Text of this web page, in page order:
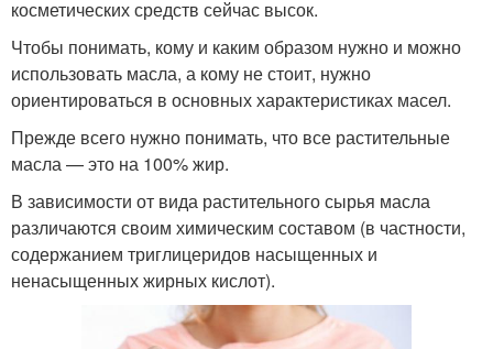
косметических средств сейчас высок.
Чтобы понимать, кому и каким образом нужно и можно
использовать масла, а кому не стоит, нужно
ориентироваться в основных характеристиках масел.
Прежде всего нужно понимать, что все растительные
масла — это на 100% жир.
В зависимости от вида растительного сырья масла
различаются своим химическим составом (в частности,
содержанием триглицеридов насыщенных и
ненасыщенных жирных кислот).